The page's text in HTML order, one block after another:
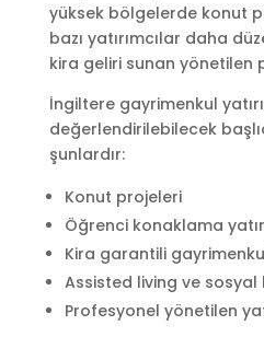
yüksek bölgelerde konut
bazı yatırımcılar daha
kira geliri sunan yönetilen
İngiltere gayrimenkul
değerlendirilebilecek
şunlardır:
Konut projeleri
Öğrenci konaklama
Kira garantili
Assisted living ve
Profesyonel yönetilen